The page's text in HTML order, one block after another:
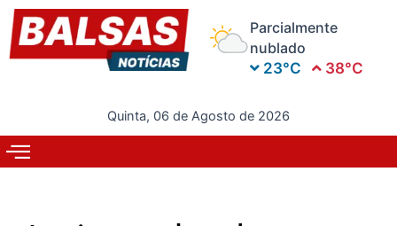
para
Parcialmente
nublado
23°C
38°C
Quinta, 06 de Agosto de 2026